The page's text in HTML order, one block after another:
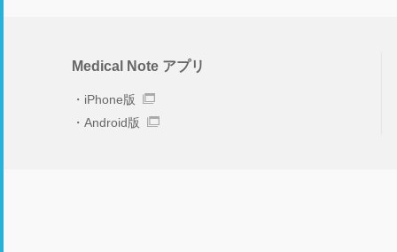
Medical Note アプリ
iPhone版
Android版